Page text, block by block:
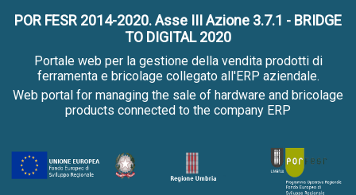
POR FESR 2014-2020. Asse III Azione 3.7.1 - BRIDGE
TO DIGITAL 2020
Portale web per la gestione della vendita prodotti di
ferramenta e bricolage collegato all'ERP aziendale.
Web portal for managing the sale of hardware and bricolage
products connected to the company ERP